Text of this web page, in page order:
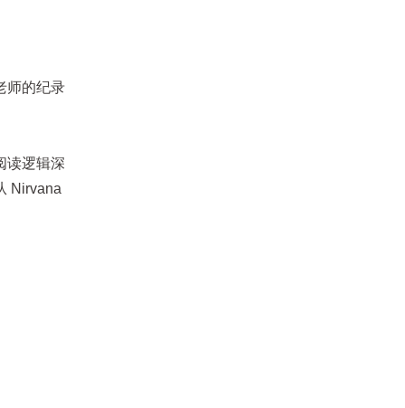
师的纪录
读逻辑深
Nirvana